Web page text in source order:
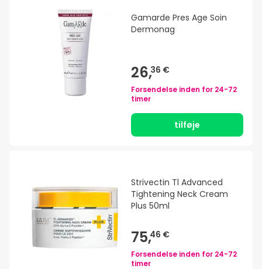
Gamarde Pres Age Soin
Dermonag
26,36 €
Forsendelse inden for 24-72
timer
tilføje
Strivectin Tl Advanced
Tightening Neck Cream
Plus 50ml
75,46 €
Forsendelse inden for 24-72
timer